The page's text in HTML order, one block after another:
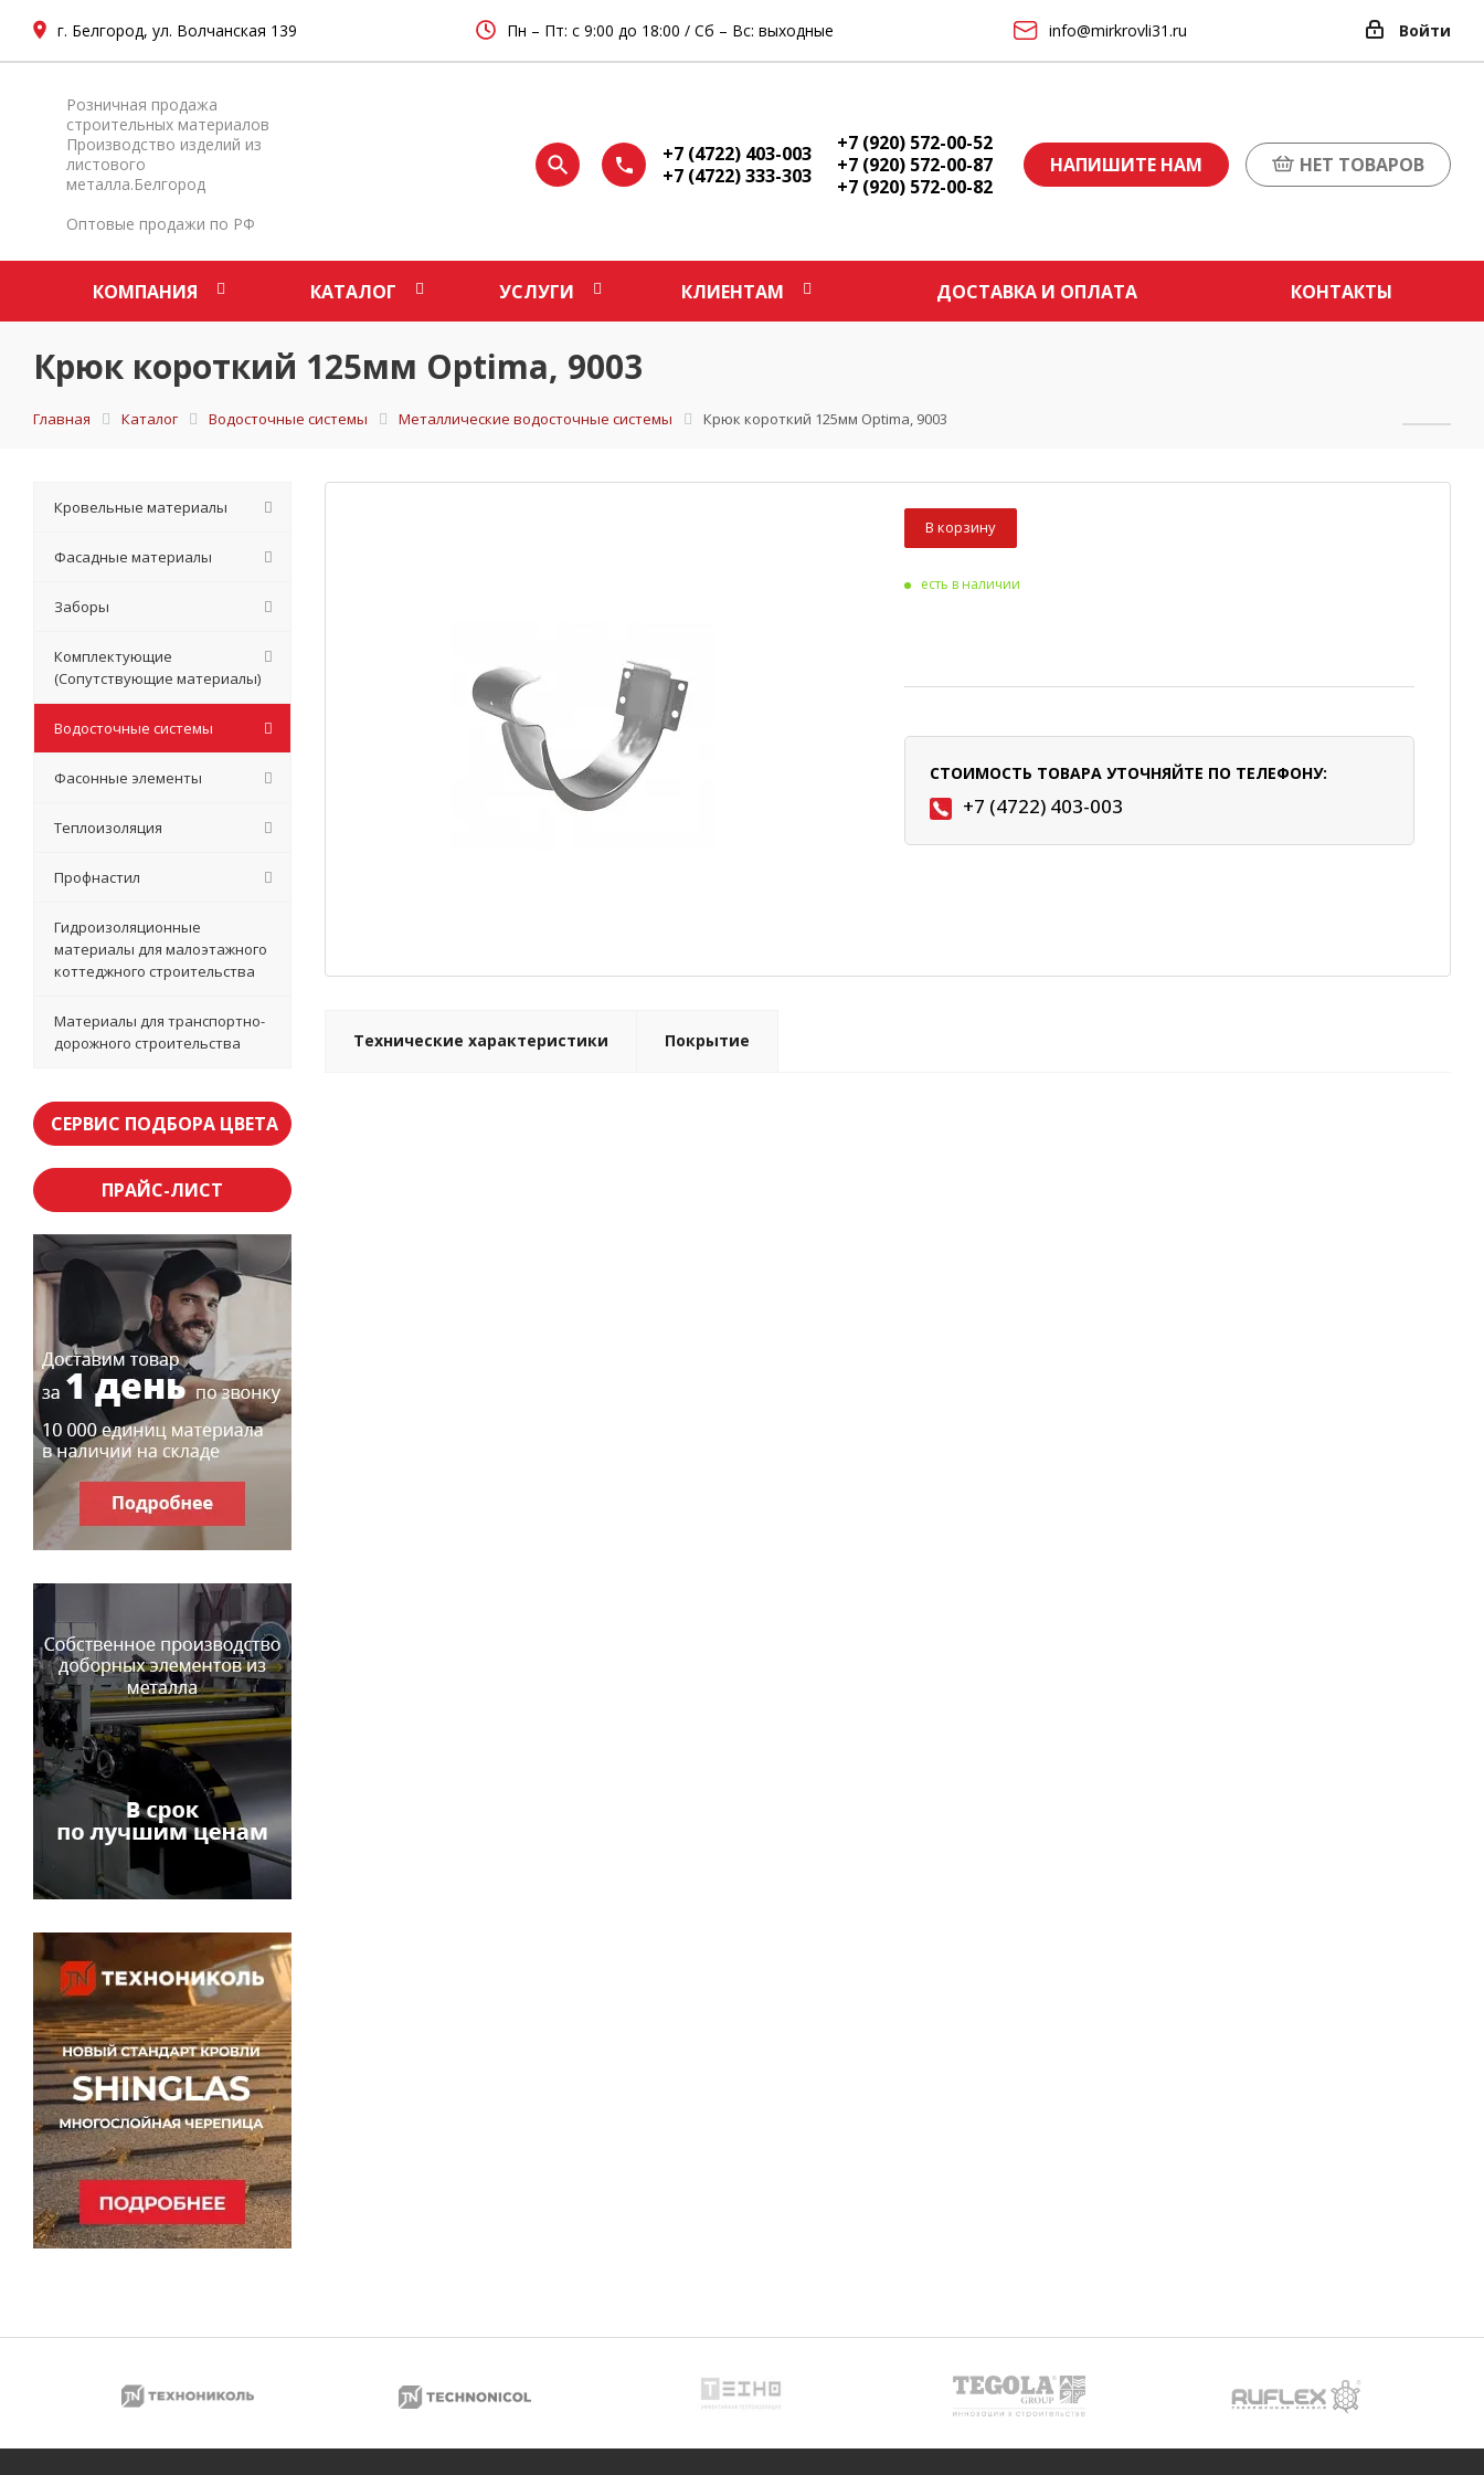
г. Белгород, ул. Волчанская 139 Пн – Пт: с 9:00 до 18:00 / Сб – Вс: выходные info@mirkrovli31.ru Войти
Розничная продажа
строительных материалов
Производство изделий из
листового
металла.Белгород
Оптовые продажи по РФ
+7 (4722) 403-003
+7 (4722) 333-303
+7 (920) 572-00-52
+7 (920) 572-00-87
+7 (920) 572-00-82
НАПИШИТЕ НАМ НЕТ ТОВАРОВ
КОМПАНИЯ КАТАЛОГ УСЛУГИ КЛИЕНТАМ ДОСТАВКА И ОПЛАТА КОНТАКТЫ
Крюк короткий 125мм Optima, 9003
Главная Каталог Водосточные системы Металлические водосточные системы Крюк короткий 125мм Optima, 9003
В корзину
есть в наличии
СТОИМОСТЬ ТОВАРА УТОЧНЯЙТЕ ПО ТЕЛЕФОНУ:
+7 (4722) 403-003
Технические характеристики Покрытие
Кровельные материалы
Фасадные материалы
Заборы
Комплектующие
(Сопутствующие материалы)
Водосточные системы
Фасонные элементы
Теплоизоляция
Профнастил
Гидроизоляционные
материалы для малоэтажного
коттеджного строительства
Материалы для транспортно-
дорожного строительства
СЕРВИС ПОДБОРА ЦВЕТА
ПРАЙС-ЛИСТ